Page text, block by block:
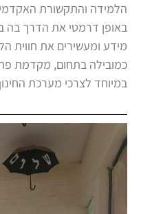
הלמידה והתקשורת
באופן דרמטי את הדרך בה
מידע ומעשירים את חווית
כמובילה בתחום, מקדמת
במיוחד לצרכי מערכת